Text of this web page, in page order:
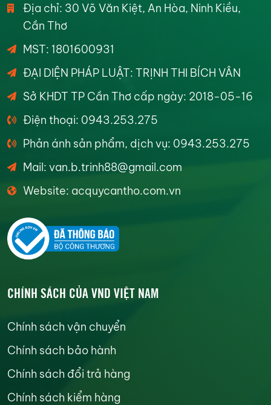
Địa chỉ: 30 Võ Văn Kiệt, An Hòa, Ninh Kiều,
Cần Thơ
MST: 1801600931
ĐẠI DIỆN PHÁP LUẬT: TRỊNH THI BÍCH VÂN
Sở KHDT TP Cần Thơ cấp ngày: 2018-05-16
Điện thoại: 0943.253.275
Phản ánh sản phẩm, dịch vụ: 0943.253.275
Mail: van.b.trinh88@gmail.com
Website: acquycantho.com.vn
CHÍNH SÁCH CỦA VND VIỆT NAM
Chính sách vận chuyển
Chính sách bảo hành
Chính sách đổi trả hàng
Chính sách kiểm hàng